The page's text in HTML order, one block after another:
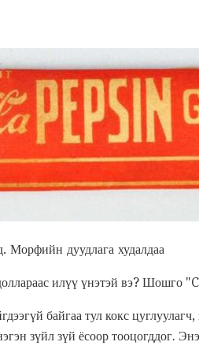
дуудлага худалдаа
илүү үнэтэй вэ? Шошго
байгаа тул кокс
зүйл зүй ёсоор тооцогддог.